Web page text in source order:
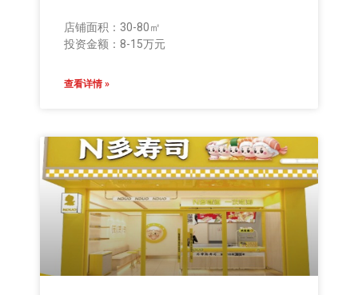
店铺面积：30-80㎡
投资金额：8-15万元
查看详情 »